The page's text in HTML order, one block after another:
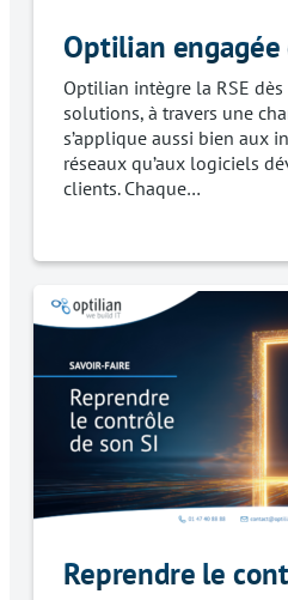
Optilian engagée
Optilian intègre la RSE
solutions, à travers une
s’applique aussi bien aux
réseaux qu’aux logiciels
clients. Chaque…
Reprendre le